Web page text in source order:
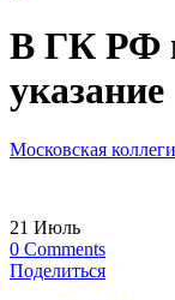
В ГК РФ
указание
Московская
21 Июль
0 Comments
Поделиться